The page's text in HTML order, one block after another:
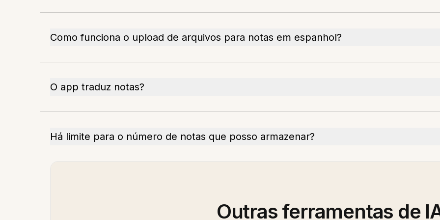
Como funciona o upload de arquivos para notas em espanhol?
O app traduz notas?
Há limite para o número de notas que posso armazenar?
Outras ferramentas de